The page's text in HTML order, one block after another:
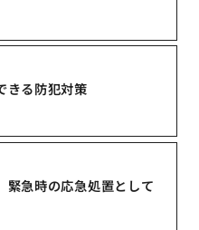
きる防犯対策
緊急時の応急処置として